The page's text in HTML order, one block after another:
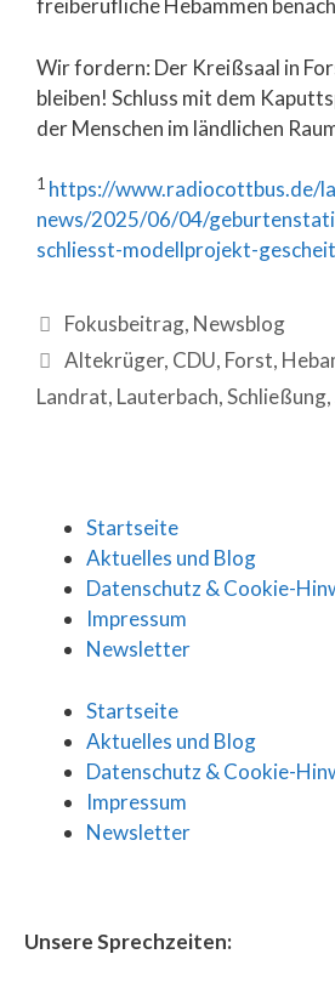
freiberufliche Hebammen
Wir fordern: Der Kreißsaal in
bleiben! Schluss mit dem
der Menschen im ländlichen
1 https://www.radiocottbus.de/
news/2025/06/04/
schliesst-modellprojekt-
Fokusbeitrag, Newsblog
Altekrüger, CDU, Forst,
Landrat, Lauterbach,Schließung,
Startseite
Aktuelles und Blog
Datenschutz & Cookie-
Impressum
Newsletter
Startseite
Aktuelles und Blog
Datenschutz & Cookie-
Impressum
Newsletter
Unsere Sprechzeiten: